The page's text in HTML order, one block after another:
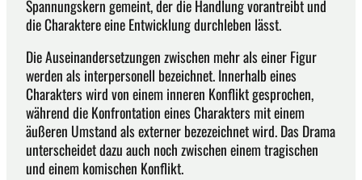
Spannungskern gemeint, der die Handlung vorantreibt und
die Charaktere eine Entwicklung durchleben lässt.
Die Auseinandersetzungen zwischen mehr als einer Figur
werden als interpersonell bezeichnet. Innerhalb eines
Charakters wird von einem inneren Konflikt gesprochen,
während die Konfrontation eines Charakters mit einem
äußeren Umstand als externer bezezeichnet wird. Das Drama
unterscheidet dazu auch noch zwischen einem tragischen
und einem komischen Konflikt.